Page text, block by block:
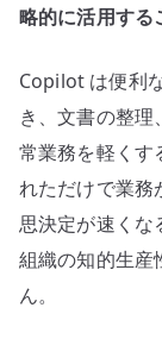
め
へ
の
略的に活用する
Copilot は便利
き、文書の整
常業務を軽く
れただけで業務
思決定が速くな
組織の知的生産
ん。